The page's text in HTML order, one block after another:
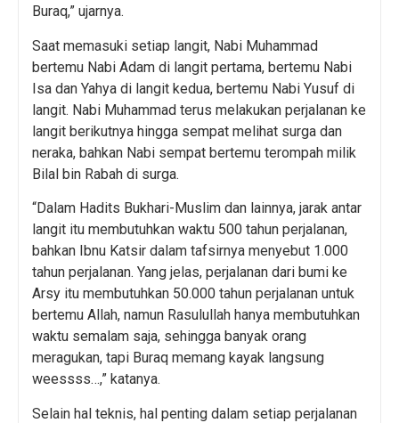
Buraq,” ujarnya.
Saat memasuki setiap langit, Nabi Muhammad
bertemu Nabi Adam di langit pertama, bertemu Nabi
Isa dan Yahya di langit kedua, bertemu Nabi Yusuf di
langit. Nabi Muhammad terus melakukan perjalanan ke
langit berikutnya hingga sempat melihat surga dan
neraka, bahkan Nabi sempat bertemu terompah milik
Bilal bin Rabah di surga.
“Dalam Hadits Bukhari-Muslim dan lainnya, jarak antar
langit itu membutuhkan waktu 500 tahun perjalanan,
bahkan Ibnu Katsir dalam tafsirnya menyebut 1.000
tahun perjalanan. Yang jelas, perjalanan dari bumi ke
Arsy itu membutuhkan 50.000 tahun perjalanan untuk
bertemu Allah, namun Rasulullah hanya membutuhkan
waktu semalam saja, sehingga banyak orang
meragukan, tapi Buraq memang kayak langsung
weessss…,” katanya.
Selain hal teknis, hal penting dalam setiap perjalanan